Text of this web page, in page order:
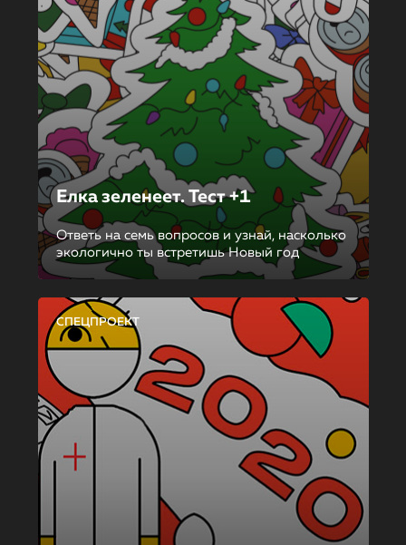
Елка зеленеет. Тест +1
Ответь на семь вопросов и узнай, насколько
экологично ты встретишь Новый год
СПЕЦПРОЕКТ